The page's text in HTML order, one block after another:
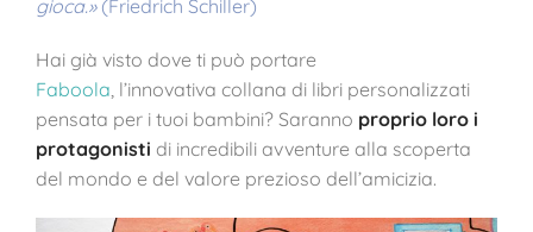
gioca.»(Friedrich Schiller)
Hai già visto dove ti può portare
Faboola, l’innovativa collana di libri personalizzati
pensata per i tuoi bambini? Saranno proprio loro i
protagonisti di incredibili avventure alla scoperta
del mondo e del valore prezioso dell’amicizia.